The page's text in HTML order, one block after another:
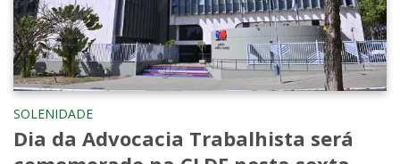
SOLENIDADE
Dia da Advocacia Trabalhista será